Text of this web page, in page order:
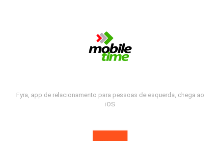
Fyra, app de relacionamento para pessoas de esquerda, chega ao
iOS